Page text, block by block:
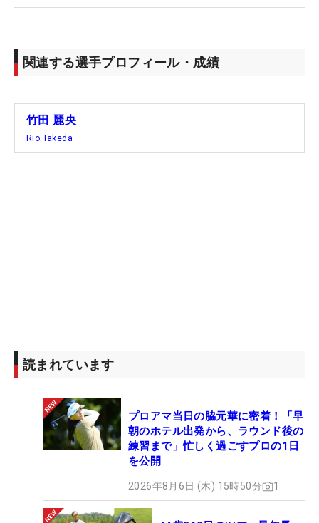
関連する選手プロフィール・成績
竹田 麗央
Rio Takeda
読まれています
プロアマ当日の脇元華に密着！「早
朝のホテル出発から、ラウンド後の
練習まで」忙しく過ごすプロの1日
を公開
2026年8月6日 (木) 15時50分 1